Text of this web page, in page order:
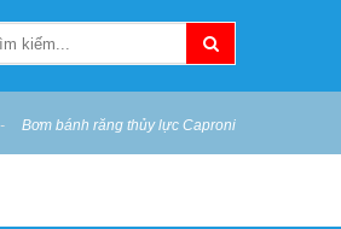
Bơm bánh răng thủy lực Caproni